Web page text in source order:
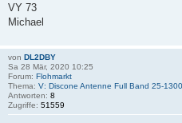
VY 73
Michael
von DL2DBY
Sa 28 Mär, 2020 10:25
Forum: Flohmarkt
Thema: V: Discone Antenne Full Band 25-
Antworten: 8
Zugriffe: 51559